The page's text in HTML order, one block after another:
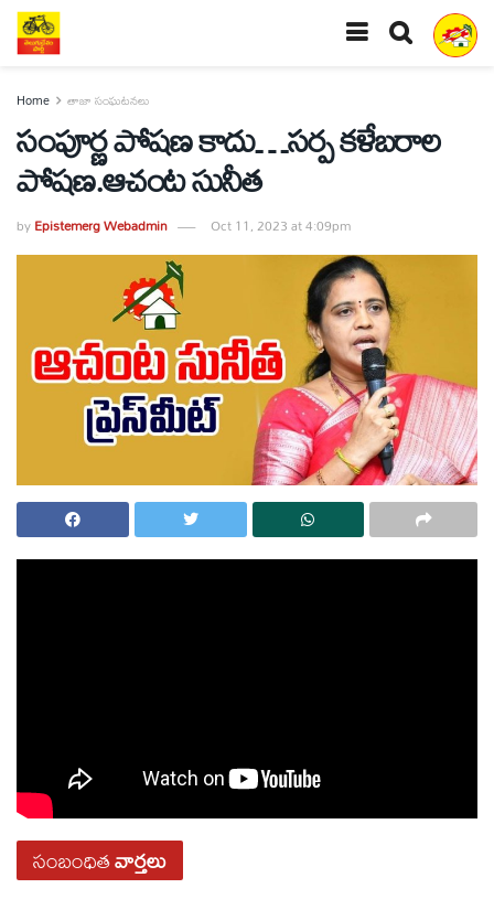
Home తాజా సంఘటనలు
సంపూర్ణ పోషణ కాదు…సర్ప కళేబరాల
పోషణ.ఆచంట సునీత
byEpistemerg Webadmin Oct 11, 2023 at 4:09pm
సంబంధితవార్తలు